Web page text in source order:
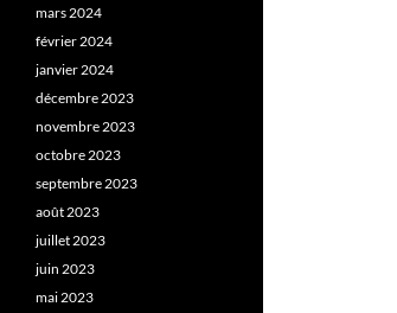
mars 2024
février 2024
janvier 2024
décembre 2023
novembre 2023
octobre 2023
septembre 2023
août 2023
juillet 2023
juin 2023
mai 2023